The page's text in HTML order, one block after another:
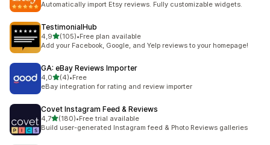
Automatically import Etsy reviews. Fully customizable widgets.
TestimonialHub
4,9de 5 estrelas
(105)
105 total de avaliações
•Free plan available
Add your Facebook, Google, and Yelp reviews to your homepage!
GA: eBay Reviews Importer
4,0de 5 estrelas
(4)
4 total de avaliações
•Free
eBay integration for rating and review importer
Covet Instagram Feed & Reviews
4,7de 5 estrelas
(180)
180 total de avaliações
•Free trial available
Build user-generated Instagram feed & Photo Reviews galleries